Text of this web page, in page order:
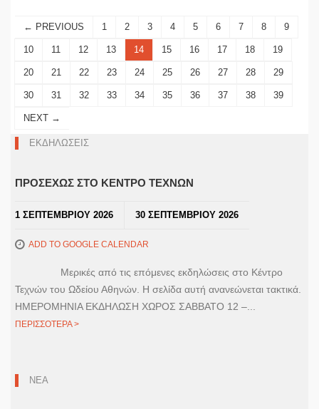
← PREVIOUS 1 2 3 4 5 6 7 8 9
10 11 12 13 14 15 16 17 18 19
20 21 22 23 24 25 26 27 28 29
30 31 32 33 34 35 36 37 38 39
NEXT →
ΕΚΔΗΛΩΣΕΙΣ
ΠΡΟΣΕΧΩΣ ΣΤΟ ΚΕΝΤΡΟ ΤΕΧΝΩΝ
1 ΣΕΠΤΕΜΒΡΙΟΥ 2026 30 ΣΕΠΤΕΜΒΡΙΟΥ 2026
ADD TO GOOGLE CALENDAR
Μερικές από τις επόμενες εκδηλώσεις στο Κέντρο
Τεχνών του Ωδείου Αθηνών. Η σελίδα αυτή ανανεώνεται τακτικά.
ΗΜΕΡΟΜΗΝΙΑ ΕΚΔΗΛΩΣΗ ΧΩΡΟΣ ΣΑΒΒΑΤΟ 12 –...
ΠΕΡΙΣΣΟΤΕΡΑ >
ΝΕΑ